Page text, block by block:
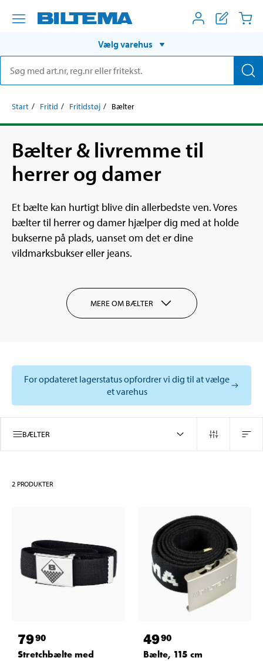
Vælg varehus
Start Fritid Fritidstøj Bælter
Bælter & livremme til
herrer og damer
Et bælte kan hurtigt blive din allerbedste ven. Vores
bælter til herrer og damer hjælper dig med at holde
bukserne på plads, uanset om det er dine
vildmarksbukser eller jeans.
MERE OM BÆLTER
For opdateret lagerstatus opfordrer vi dig til at vælge
et varehus
BÆLTER
2 PRODUKTER
7990
Stretchbælte med
4990
Bælte, 115 cm